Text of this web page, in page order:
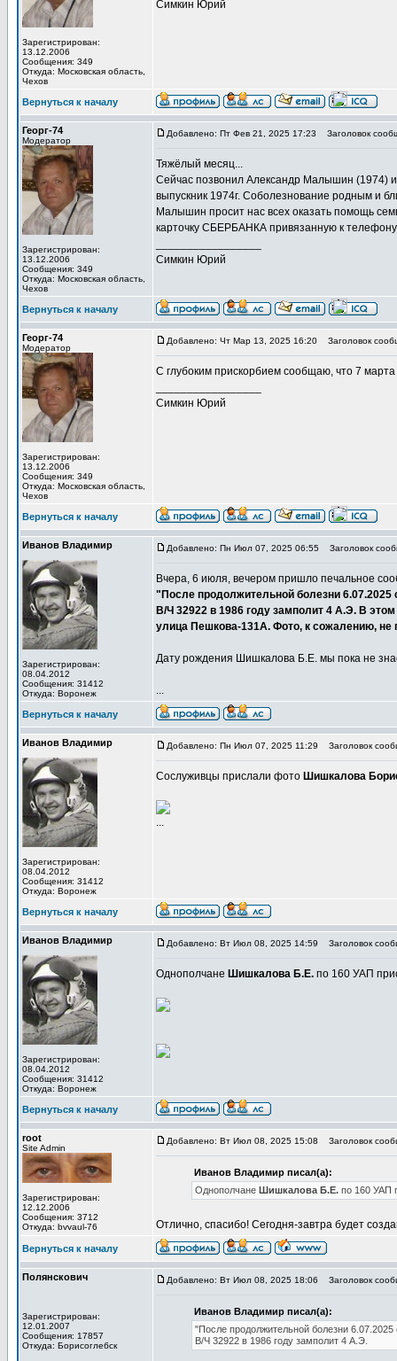
Зарегистрирован:
13.12.2006
Сообщения: 349
Откуда: Московская область,
Чехов
Симкин Юрий
Вернуться к началу
Георг-74
Модератор
Зарегистрирован:
13.12.2006
Сообщения: 349
Откуда: Московская область,
Чехов
Добавлено: Пт Фев 21, 2025 17:23 Заголовок
Тяжёлый месяц...
Сейчас позвонил Александр Малышин (1974)
выпускник 1974г. Соболезнование родным и
Малышин просит нас всех оказать помощь
карточку СБЕРБАНКА привязанную к
Симкин Юрий
Вернуться к началу
Георг-74
Модератор
Зарегистрирован:
13.12.2006
Сообщения: 349
Откуда: Московская область,
Чехов
Добавлено: Чт Мар 13, 2025 16:20 Заголовок
С глубоким прискорбием сообщаю, что 7
Симкин Юрий
Вернуться к началу
Иванов Владимир
Зарегистрирован:
08.04.2012
Сообщения: 31412
Откуда: Воронеж
Добавлено: Пн Июл 07, 2025 06:55 Заголовок
Вчера, 6 июля, вечером пришло печальное
"После продолжительной болезни 6.07.2025
В/Ч 32922 в 1986 году замполит 4 А.Э. В
улица Пешкова-131А. Фото, к сожалению, не
Дату рождения Шишкалова Б.Е. мы пока не
...
Вернуться к началу
Иванов Владимир
Зарегистрирован:
08.04.2012
Сообщения: 31412
Откуда: Воронеж
Добавлено: Пн Июл 07, 2025 11:29 Заголовок
Сослуживцы прислали фото Шишкалова
...
Вернуться к началу
Иванов Владимир
Зарегистрирован:
08.04.2012
Сообщения: 31412
Откуда: Воронеж
Добавлено: Вт Июл 08, 2025 14:59 Заголовок
Однополчане Шишкалова Б.Е. по 160 УАП
Вернуться к началу
root
Site Admin
Зарегистрирован:
12.12.2006
Сообщения: 3712
Откуда: bvvaul-76
Добавлено: Вт Июл 08, 2025 15:08 Заголовок
Иванов Владимир писал(а):
Однополчане Шишкалова Б.Е. по 160 УАП
Отлично, спасибо! Сегодня-завтра будет
Вернуться к началу
Полянскович
Зарегистрирован:
12.01.2007
Сообщения: 17857
Откуда: Борисоглебск
Добавлено: Вт Июл 08, 2025 18:06 Заголовок
Иванов Владимир писал(а):
"После продолжительной болезни
В/Ч 32922 в 1986 году замполит 4 А.Э.